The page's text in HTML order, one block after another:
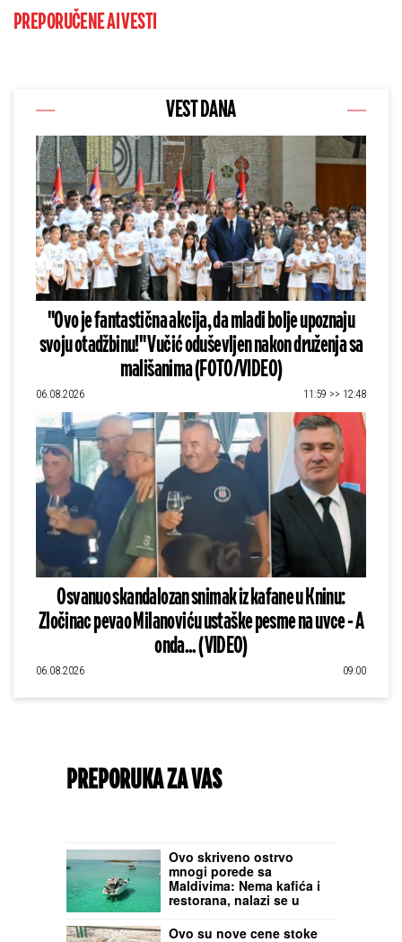
PREPORUČENE AI VESTI
VEST DANA
"Ovo je fantastična akcija, da mladi bolje upoznaju
svoju otadžbinu!" Vučić oduševljen nakon druženja sa
mališanima (FOTO/VIDEO)
06.08.2026 11:59 >> 12:48
Osvanuo skandalozan snimak iz kafane u Kninu:
Zločinac pevao Milanoviću ustaške pesme na uvce - A
onda... (VIDEO)
06.08.2026 09:00
PREPORUKA ZA VAS